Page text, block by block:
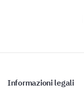
Informazioni legali